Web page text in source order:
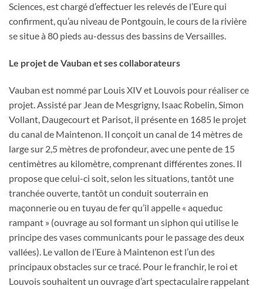
Sciences, est chargé d’effectuer les relevés de l’Eure qui
confirment, qu’au niveau de Pontgouin, le cours de la rivière
se situe à 80 pieds au-dessus des bassins de Versailles.
Le projet de Vauban et ses collaborateurs
Vauban est nommé par Louis XIV et Louvois pour réaliser ce
projet. Assisté par Jean de Mesgrigny, Isaac Robelin, Simon
Vollant, Daugecourt et Parisot, il présente en 1685 le projet
du canal de Maintenon. Il conçoit un canal de 14 mètres de
large sur 2,5 mètres de profondeur, avec une pente de 15
centimètres au kilomètre, comprenant différentes zones. Il
propose que celui-ci soit, selon les situations, tantôt une
tranchée ouverte, tantôt un conduit souterrain en
maçonnerie ou en tuyau de fer qu’il appelle « aqueduc
rampant » (ouvrage au sol formant un siphon qui utilise le
principe des vases communicants pour le passage des deux
vallées). Le vallon de l’Eure à Maintenon est l’un des
principaux obstacles sur ce tracé. Pour le franchir, le roi et
Louvois souhaitent un ouvrage d’art spectaculaire rappelant